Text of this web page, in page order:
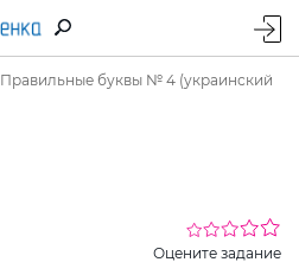
Правильные буквы № 4 (украинский
Оцените задание